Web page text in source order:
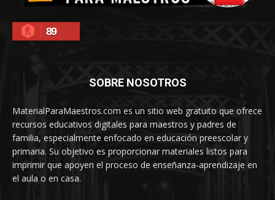
89
SOBRE NOSOTROS
MaterialParaMaestros.com es un sitio web gratuito que ofrece
recursos educativos digitales para maestros y padres de
familia, especialmente enfocado en educación preescolar y
primaria. Su objetivo es proporcionar materiales listos para
imprimir que apoyen el proceso de enseñanza-aprendizaje en
el aula o en casa.